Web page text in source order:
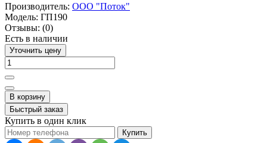
Производитель: ООО "Поток"
Модель: ГП190
Отзывы: (0)
Есть в наличии
Уточнить цену
В корзину
Быстрый заказ
Купить в один клик
Купить